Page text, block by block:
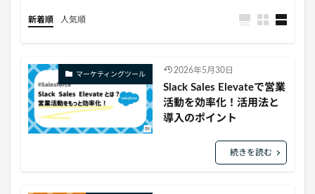
新着順 人気順
マーケティングツール 2026年5月30日
Slack Sales Elevateで営業
活動を効率化！活用法と
導入のポイント
続きを読む